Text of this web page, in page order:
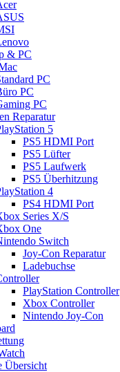
& PC
PC
PC
PC
Reparatur
5
PS5 HDMI Port
PS5 Lüfter
PS5 Laufwerk
PS5 Überhitzung
4
PS4 HDMI Port
Series X/S
One
Switch
Joy-Con Reparatur
Ladebuchse
PlayStation Controller
Xbox Controller
Nintendo Joy-Con
Übersicht